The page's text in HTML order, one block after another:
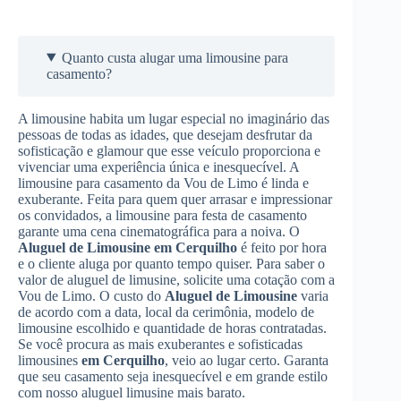
Quanto custa alugar uma limousine para
casamento?
A limousine habita um lugar especial no imaginário das
pessoas de todas as idades, que desejam desfrutar da
sofisticação e glamour que esse veículo proporciona e
vivenciar uma experiência única e inesquecível. A
limousine para casamento da Vou de Limo é linda e
exuberante. Feita para quem quer arrasar e impressionar
os convidados, a limousine para festa de casamento
garante uma cena cinematográfica para a noiva. O
Aluguel de Limousine em Cerquilho é feito por hora
e o cliente aluga por quanto tempo quiser. Para saber o
valor de aluguel de limusine, solicite uma cotação com a
Vou de Limo. O custo do Aluguel de Limousine varia
de acordo com a data, local da cerimônia, modelo de
limousine escolhido e quantidade de horas contratadas.
Se você procura as mais exuberantes e sofisticadas
limousines em Cerquilho, veio ao lugar certo. Garanta
que seu casamento seja inesquecível e em grande estilo
com nosso aluguel limusine mais barato.